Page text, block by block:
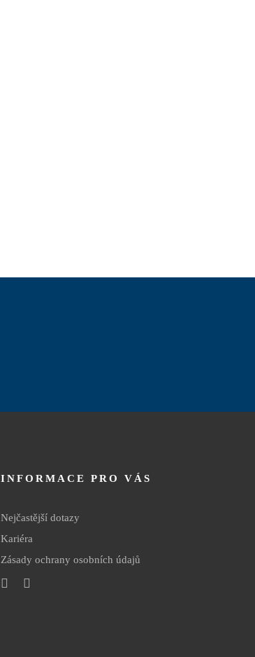
INFORMACE PRO VÁS
Nejčastější dotazy
Kariéra
Zásady ochrany osobních údajů